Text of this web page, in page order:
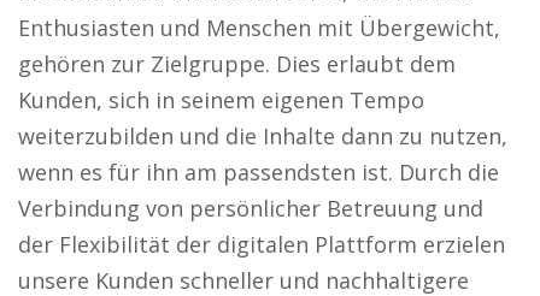
Enthusiasten und Menschen mit Übergewicht,
gehören zur Zielgruppe. Dies erlaubt dem
Kunden, sich in seinem eigenen Tempo
weiterzubilden und die Inhalte dann zu nutzen,
wenn es für ihn am passendsten ist. Durch die
Verbindung von persönlicher Betreuung und
der Flexibilität der digitalen Plattform erzielen
unsere Kunden schneller und nachhaltigere